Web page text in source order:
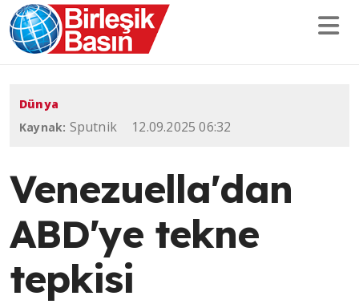
Dünya
Kaynak: Sputnik 12.09.2025 06:32
Venezuella'dan
ABD'ye tekne
tepkisi